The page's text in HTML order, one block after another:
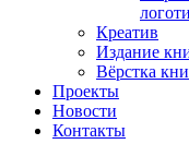
Креатив
Издание
Вёрстка
Проекты
Новости
Контакты